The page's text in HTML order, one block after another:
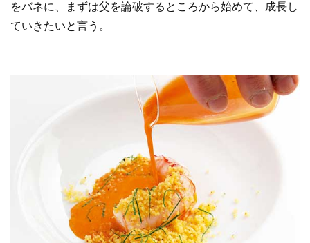
をバネに、まずは父を論破するところから始めて、成長し
ていきたいと言う。